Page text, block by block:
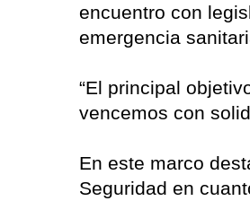
encuentro con
emergencia
“El principal
vencemos con
En este marco
Seguridad en